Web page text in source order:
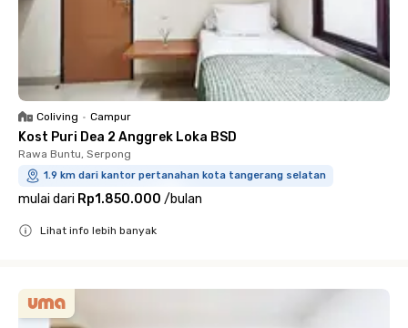
Coliving • Campur
Kost Puri Dea 2 Anggrek Loka BSD
Rawa Buntu, Serpong
1.9 km dari kantor pertanahan kota tangerang selatan
mulai dari Rp1.850.000 /bulan
Lihat info lebih banyak